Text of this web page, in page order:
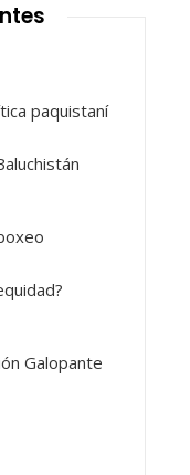
paquistaní
Galopante